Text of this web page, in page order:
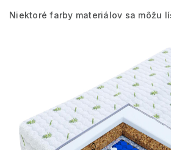
Niektoré farby materiálov sa môžu